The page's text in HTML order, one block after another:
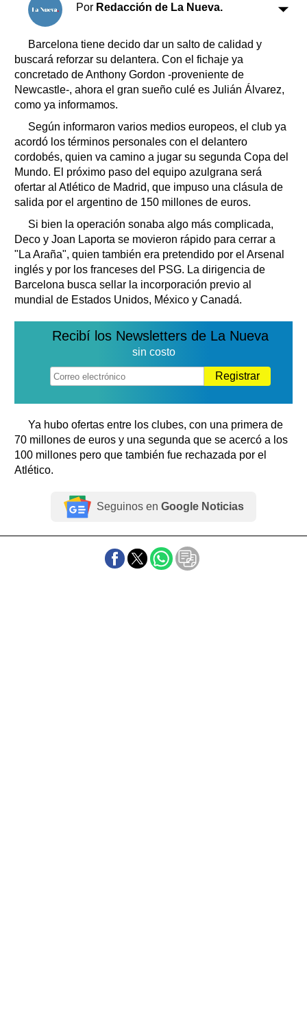
Por Redacción de La Nueva.
Barcelona tiene decido dar un salto de calidad y
buscará reforzar su delantera. Con el fichaje ya
concretado de Anthony Gordon -proveniente de
Newcastle-, ahora el gran sueño culé es Julián Álvarez,
como ya informamos.
Según informaron varios medios europeos, el club ya
acordó los términos personales con el delantero
cordobés, quien va camino a jugar su segunda Copa del
Mundo. El próximo paso del equipo azulgrana será
ofertar al Atlético de Madrid, que impuso una clásula de
salida por el argentino de 150 millones de euros.
Si bien la operación sonaba algo más complicada,
Deco y Joan Laporta se movieron rápido para cerrar a
"La Araña", quien también era pretendido por el Arsenal
inglés y por los franceses del PSG. La dirigencia de
Barcelona busca sellar la incorporación previo al
mundial de Estados Unidos, México y Canadá.
Recibí los Newsletters de La Nueva
sin costo
Registrar
Ya hubo ofertas entre los clubes, con una primera de
70 millones de euros y una segunda que se acercó a los
100 millones pero que también fue rechazada por el
Atlético.
Seguinos en Google Noticias